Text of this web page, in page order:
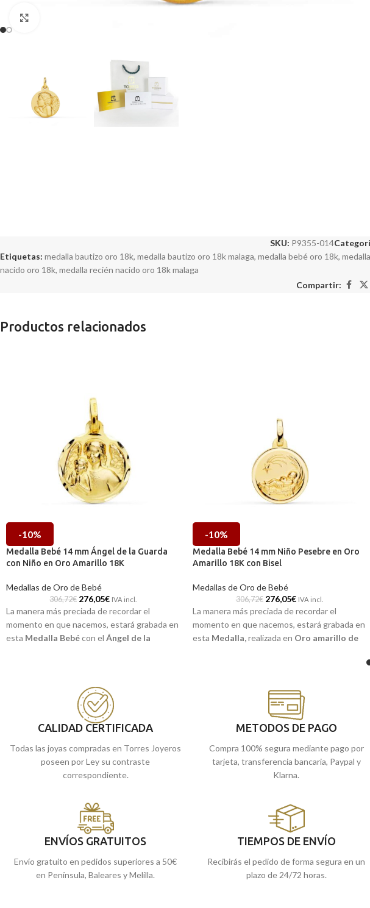
SKU: P9355-014
Etiquetas: medalla bautizo oro 18k, medalla bautizo oro 18k malaga, medalla bebé oro 18k,
nacido oro 18k, medalla recién nacido oro 18k malaga
Compartir:
Productos relacionados
-10%
Medalla Bebé 14 mm Ángel de la Guarda
con Niño en Oro Amarillo 18K
Medallas de Oro de Bebé
306,72€ 276,05€ IVA incl.
La manera más preciada de recordar el
momento en que nacemos, estará grabada en
esta Medalla Bebécon el Ángel de la
Puedes encontrarla en nuestras tiendas
de Málaga, o comprarla online y te la
enviamos a casa.
-10%
Medalla Bebé 14 mm Niño Pesebre en Oro
Amarillo 18K con Bisel
Medallas de Oro de Bebé
306,72€ 276,05€ IVA incl.
La manera más preciada de recordar el
momento en que nacemos, estará grabada en
esta Medalla,realizada en Oro amarillo de
CALIDAD CERTIFICADA
Todas las joyas compradas en Torres Joyeros
poseen por Ley su contraste
correspondiente.
METODOS DE PAGO
Compra 100% segura mediante pago por
tarjeta, transferencia bancaria, Paypal y
Klarna.
ENVÍOS GRATUITOS
Envío gratuito en pedidos superiores a 50€
en Península, Baleares y Melilla.
TIEMPOS DE ENVÍO
Recibirás el pedido de forma segura en un
plazo de 24/72 horas.